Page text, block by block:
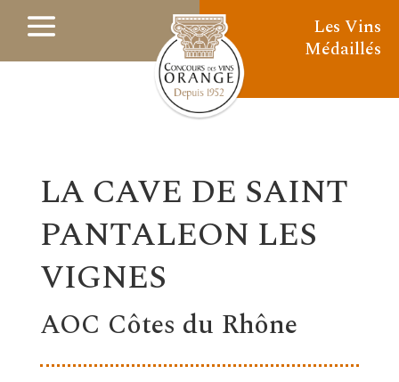
Les Vins
Médaillés
LA CAVE DE SAINT
PANTALEON LES
VIGNES
AOC Côtes du Rhône